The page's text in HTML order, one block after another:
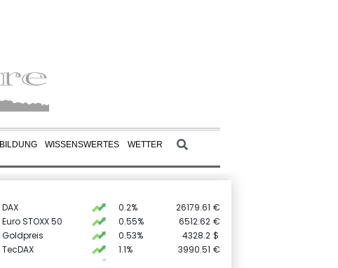
BILDUNG WISSENSWERTES WETTER
DAX 0.2% 26179.61 €
Euro STOXX 50
0.55% 6512.62 €
Goldpreis
0.53% 4328.2 $
TecDAX
1.1% 3990.51 €